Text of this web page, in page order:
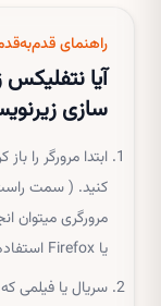
راهنمای
آیا
سازی
یا Firefox استفاده کنید.
سریال یا فیلمی